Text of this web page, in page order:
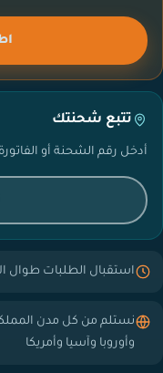
تتبع شحنتك
أدخل رقم الشحنة أو
استقبال الطلبات طوال
نستلم من كل مدن
وأوروبا وآسيا وأمريكا